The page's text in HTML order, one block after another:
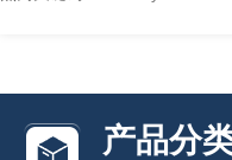
产品分